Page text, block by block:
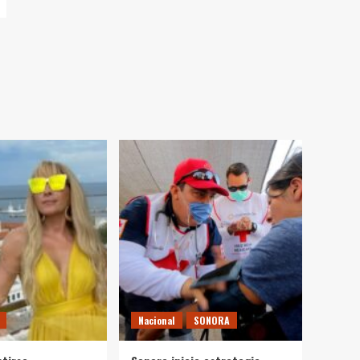
Nacional SONORA